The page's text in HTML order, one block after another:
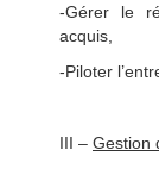
-Gérer le
acquis,
-Piloter
III – Gestion